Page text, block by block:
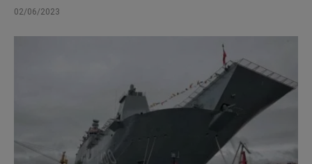
02/06/2023